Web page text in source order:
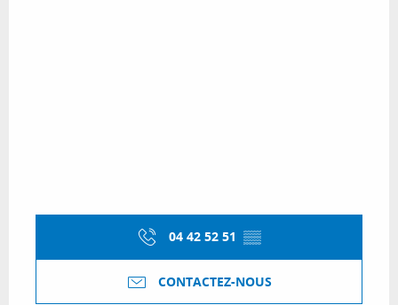
04 42 52 51 ▒▒
CONTACTEZ-NOUS